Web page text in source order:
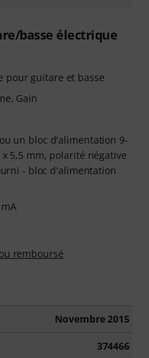
basse électrique
pour guitare et basse
Gain
un bloc d'alimentation 9-
5,5 mm, polarité négative
- bloc d'alimentation
remboursé
Novembre 2015
374466